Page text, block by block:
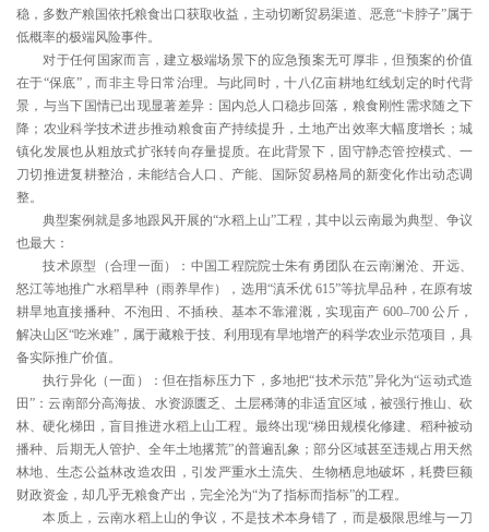
稳，多数产粮国依托粮食出口获取收益，主动切断贸易渠道、恶意“卡脖子”属于
低概率的极端风险事件。
对于任何国家而言，建立极端场景下的应急预案无可厚非，但预案的价值
在于“保底”，而非主导日常治理。与此同时，十八亿亩耕地红线划定的时代背
景，与当下国情已出现显著差异：国内总人口稳步回落，粮食刚性需求随之下
降；农业科学技术进步推动粮食亩产持续提升，土地产出效率大幅度增长；城
镇化发展也从粗放式扩张转向存量提质。在此背景下，固守静态管控模式、一
刀切推进复耕整治，未能结合人口、产能、国际贸易格局的新变化作出动态调
整。
典型案例就是多地跟风开展的“水稻上山”工程，其中以云南最为典型、争议
也最大：
技术原型（合理一面）：中国工程院院士朱有勇团队在云南澜沧、开远、
怒江等地推广水稻旱种（雨养旱作），选用“滇禾优 615”等抗旱品种，在原有坡
耕旱地直接播种、不泡田、不插秧、基本不靠灌溉，实现亩产 600–700 公斤，
解决山区“吃米难”，属于藏粮于技、利用现有旱地增产的科学农业示范项目，具
备实际推广价值。
执行异化（一面）：但在指标压力下，多地把“技术示范”异化为“运动式造
田”：云南部分高海拔、水资源匮乏、土层稀薄的非适宜区域，被强行推山、砍
林、硬化梯田，盲目推进水稻上山工程。最终出现“梯田规模化修建、稻种被动
播种、后期无人管护、全年土地撂荒”的普遍乱象；部分区域甚至违规占用天然
林地、生态公益林改造农田，引发严重水土流失、生物栖息地破坏，耗费巨额
财政资金，却几乎无粮食产出，完全沦为“为了指标而指标”的工程。
本质上，云南水稻上山的争议，不是技术本身错了，而是极限思维与一刀